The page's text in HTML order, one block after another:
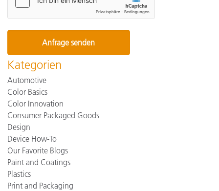
Kategorien
Automotive
Color Basics
Color Innovation
Consumer Packaged Goods
Design
Device How-To
Our Favorite Blogs
Paint and Coatings
Plastics
Print and Packaging